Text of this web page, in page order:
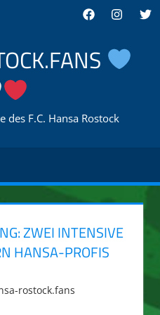
Facebook
des F.C. Hansa Rostock
ZWEI INTENSIVE
HANSA-PROFIS
rostock.fans